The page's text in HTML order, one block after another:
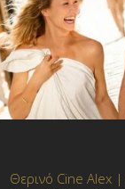
Θερινό Cine Alex |